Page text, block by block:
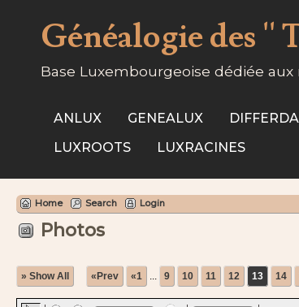
Généalogie des ''
Base Luxembourgeoise dédiée
ANLUX GENEALUX
LUXROOTS
LUXRACINES
Home Search Login
Photos
» Show All «Prev «1 ... 9 10 11 12 13 14